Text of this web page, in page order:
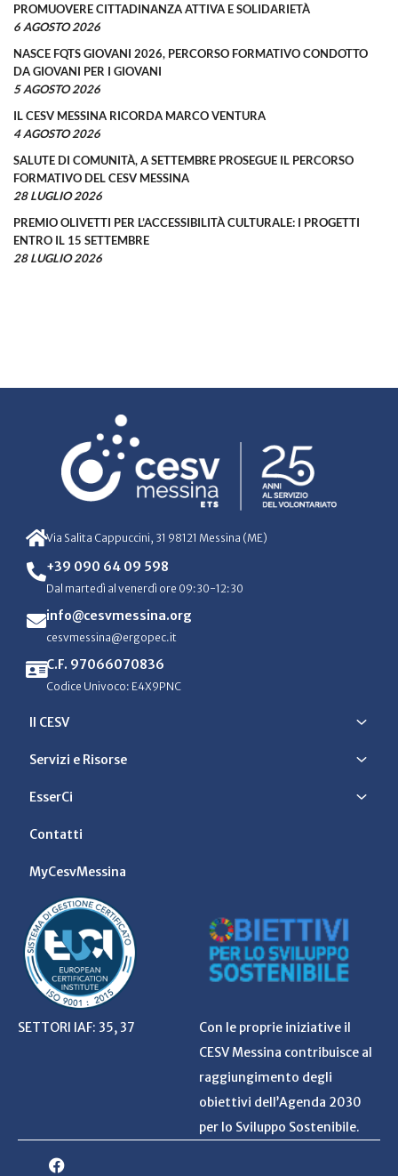
PROMUOVERE CITTADINANZA ATTIVA E SOLIDARIETÀ
6 AGOSTO 2026
NASCE FQTS GIOVANI 2026, PERCORSO FORMATIVO CONDOTTO
DA GIOVANI PER I GIOVANI
5 AGOSTO 2026
IL CESV MESSINA RICORDA MARCO VENTURA
4 AGOSTO 2026
SALUTE DI COMUNITÀ, A SETTEMBRE PROSEGUE IL PERCORSO
FORMATIVO DEL CESV MESSINA
28 LUGLIO 2026
PREMIO OLIVETTI PER L’ACCESSIBILITÀ CULTURALE: I PROGETTI
ENTRO IL 15 SETTEMBRE
28 LUGLIO 2026
Via Salita Cappuccini, 31 98121 Messina (ME)
+39 090 64 09 598
Dal martedì al venerdì ore 09:30-12:30
info@cesvmessina.org
cesvmessina@ergopec.it
C.F. 97066070836
Codice Univoco: E4X9PNC
Il CESV
Servizi e Risorse
EsserCi
Contatti
MyCesvMessina
SETTORI IAF: 35, 37
Con le proprie iniziative il
CESV Messina contribuisce al
raggiungimento degli
obiettivi dell’Agenda 2030
per lo Sviluppo Sostenibile.